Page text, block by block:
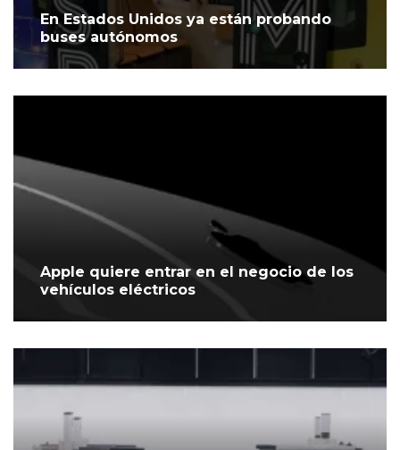
En Estados Unidos ya están probando
buses autónomos
Apple quiere entrar en el negocio de los
vehículos eléctricos